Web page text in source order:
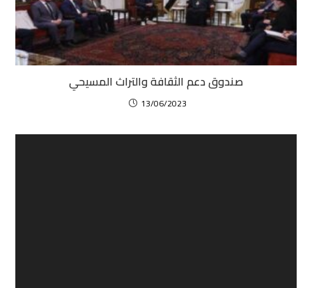
صندوق دعم الثقافة والتراث المسيحي
13/06/2023